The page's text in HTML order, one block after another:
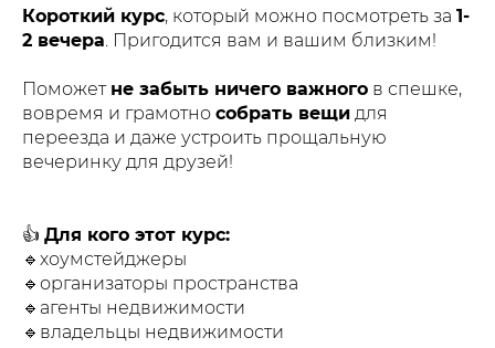
Короткий курс, который можно посмотреть за 1-
2 вечера. Пригодится вам и вашим близким!
Поможет не забыть ничего важного в спешке,
вовремя и грамотно собрать вещи для
переезда и даже устроить прощальную
вечеринку для друзей!
👍 Для кого этот курс:
🔹хоумстейджеры
🔹организаторы пространства
🔹агенты недвижимости
🔹владельцы недвижимости